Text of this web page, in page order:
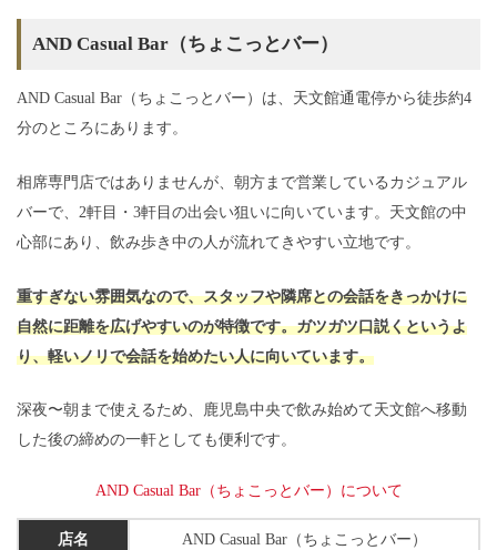
AND Casual Bar（ちょこっとバー）
AND Casual Bar（ちょこっとバー）は、天文館通電停から徒歩約4
分のところにあります。
相席専門店ではありませんが、朝方まで営業しているカジュアル
バーで、2軒目・3軒目の出会い狙いに向いています。天文館の中
心部にあり、飲み歩き中の人が流れてきやすい立地です。
重すぎない雰囲気なので、スタッフや隣席との会話をきっかけに
自然に距離を広げやすいのが特徴です。ガツガツ口説くというよ
り、軽いノリで会話を始めたい人に向いています。
深夜〜朝まで使えるため、鹿児島中央で飲み始めて天文館へ移動
した後の締めの一軒としても便利です。
AND Casual Bar（ちょこっとバー）について
店名 AND Casual Bar（ちょこっとバー）